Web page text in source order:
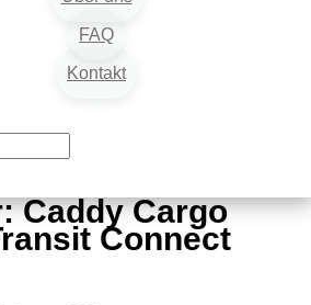
FAQ
Kontakt
eHybrid, Transit Connect PHEV
Caddy Cargo
Connect